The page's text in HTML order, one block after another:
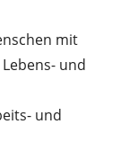
mit
und
und